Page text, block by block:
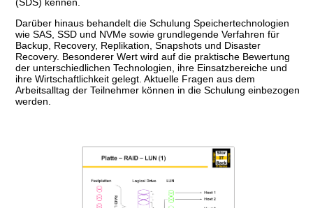
Darüber hinaus behandelt die Schulung Speichertechnologien
wie SAS, SSD und NVMe sowie grundlegende Verfahren für
Backup, Recovery, Replikation, Snapshots und Disaster
Recovery. Besonderer Wert wird auf die praktische Bewertung
der unterschiedlichen Technologien, ihre Einsatzbereiche und
ihre Wirtschaftlichkeit gelegt. Aktuelle Fragen aus dem
Arbeitsalltag der Teilnehmer können in die Schulung einbezogen
werden.